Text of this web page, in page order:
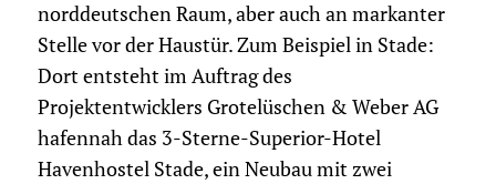
norddeutschen Raum, aber auch an markanter
Stelle vor der Haustür. Zum Beispiel in Stade:
Dort entsteht im Auftrag des
Projektentwicklers Grotelüschen & Weber AG
hafennah das 3-Sterne-Superior-Hotel
Havenhostel Stade, ein Neubau mit zwei